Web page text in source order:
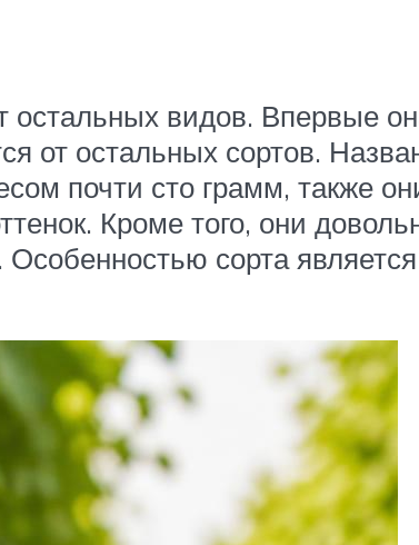
остальных видов. Впервые
от остальных сортов.
почти сто грамм, также
Кроме того, они
сорта